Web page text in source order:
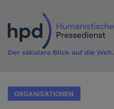
Inhalt
Der säkulare Blick auf die Welt.
ORGANISATIONEN